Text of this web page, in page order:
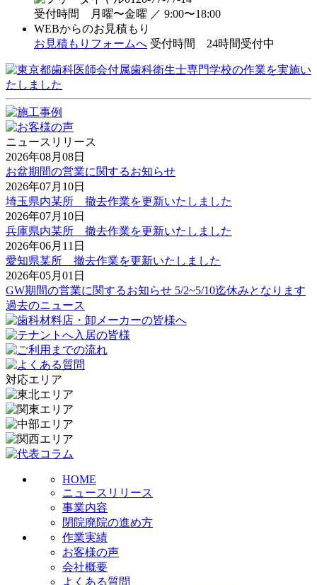
受付時間 月曜〜金曜 ／ 9:00〜18:00
WEBからのお見積もり
お見積もりフォームへ 受付時間 24時間受付中
ニュースリリース
2026年08月08日
お盆期間の営業に関するお知らせ
2026年07月10日
埼玉県内某所 撤去作業を更新いたしました
2026年07月10日
兵庫県内某所 撤去作業を更新いたしました
2026年06月11日
愛知県某所 撤去作業を更新いたしました
2026年05月01日
GW期間の営業に関するお知らせ 5/2~5/10迄休みとなります
過去のニュース
対応エリア
HOME
ニュースリリース
事業内容
閉院廃院の進め方
作業実績
お客様の声
会社概要
よくある質問